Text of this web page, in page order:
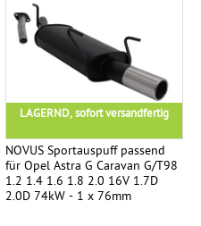
LAGERND, sofort versandfertig
NOVUS Sportauspuff passend
für Opel Astra G Caravan G/T98
1.2 1.4 1.6 1.8 2.0 16V 1.7D
2.0D 74kW - 1 x 76mm